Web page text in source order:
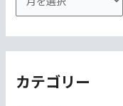
ー
カ
ブ
カテゴリー